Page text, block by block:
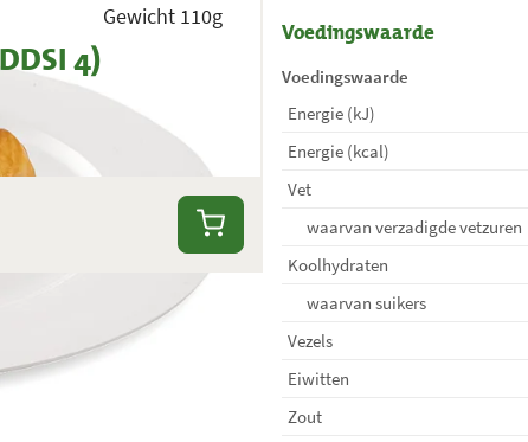
Gewicht 110g
4) Voedingswaarde
Voedingswaarde
Energie (kJ)
Energie (kcal)
Vet
waarvan verzadigde vetzuren
Koolhydraten
waarvan suikers
Vezels
Eiwitten
Zout